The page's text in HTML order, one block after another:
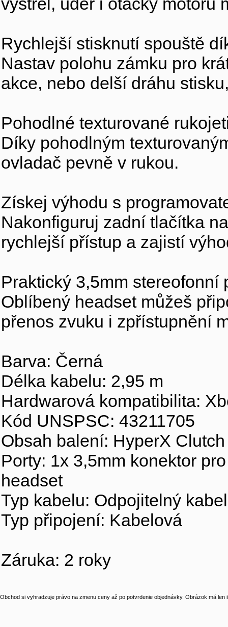
Rychlejší stisknutí spouště
Nastav polohu zámku pro
akce, nebo delší dráhu
Pohodlné texturované
Díky pohodlným
ovladač pevně v rukou.
Získej výhodu s
Nakonfiguruj zadní tlačítka
rychlejší přístup a zajistí
Praktický 3,5mm stereofonní
Oblíbený headset můžeš
přenos zvuku i zpřístupnění
Barva: Černá
Délka kabelu: 2,95 m
Hardwarová kompatibilita:
Kód UNSPSC: 43211705
Obsah balení: HyperX
Porty: 1x 3,5mm konektor
headset
Typ kabelu: Odpojitelný
Typ připojení: Kabelová
Záruka: 2 roky
Obchod si vyhradzuje právo na zmenu ceny až po potvrdenie objednávky. Obrázok má len